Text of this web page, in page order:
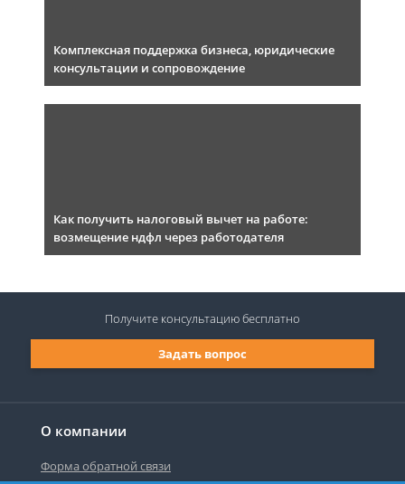
Комплексная поддержка бизнеса, юридические
консультации и сопровождение
Как получить налоговый вычет на работе:
возмещение ндфл через работодателя
О компании
Форма обратной связи
Задать вопрос
Получите консультациюбесплатно